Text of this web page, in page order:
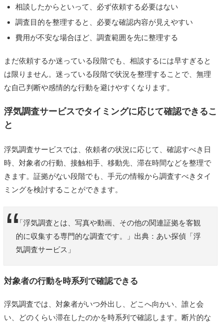
相談したからといって、必ず依頼する必要はない
調査目的を整理すると、必要な確認内容が見えやすい
費用が不安な場合ほど、調査範囲を先に整理する
まだ依頼するか迷っている段階でも、相談するには早すぎると
は限りません。迷っている段階で状況を整理することで、無理
な自己判断や感情的な行動を避けやすくなります。
浮気調査サービスでタイミングに応じて確認できるこ
と
浮気調査サービスでは、依頼者の状況に応じて、確認すべき日
時、対象者の行動、接触相手、移動先、滞在時間などを整理で
きます。証拠がない段階でも、手元の情報から調査すべきタイ
ミングを検討することができます。
「浮気調査とは、写真や動画、その他の関連証拠を客観
的に収集する専門的な調査です。」出典：あい探偵「浮
気調査サービス」
対象者の行動を時系列で確認できる
浮気調査では、対象者がいつ外出し、どこへ向かい、誰と会
い、どのくらい滞在したのかを時系列で確認します。断片的な